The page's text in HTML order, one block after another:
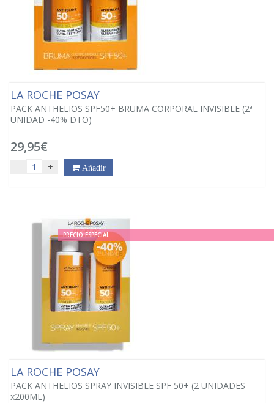
LA ROCHE POSAY
PACK ANTHELIOS SPF50+ BRUMA CORPORAL INVISIBLE (2ª
UNIDAD -40% DTO)
29,95€
- + Añadir
PRECIO ESPECIAL
LA ROCHE POSAY
PACK ANTHELIOS SPRAY INVISIBLE SPF 50+ (2 UNIDADES
x200ML)